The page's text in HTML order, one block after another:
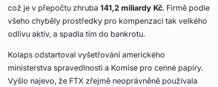
což je v přepočtu zhruba 141,2 miliardy Kč. Firmě podle
všeho chyběly prostředky pro kompenzaci tak velkého
odlivu aktiv, a spadla tím do bankrotu.
Kolaps odstartoval vyšetřování amerického
ministerstva spravedlnosti a Komise pro cenné papíry.
Vyšlo najevo, že FTX zřejmě neoprávněně používala